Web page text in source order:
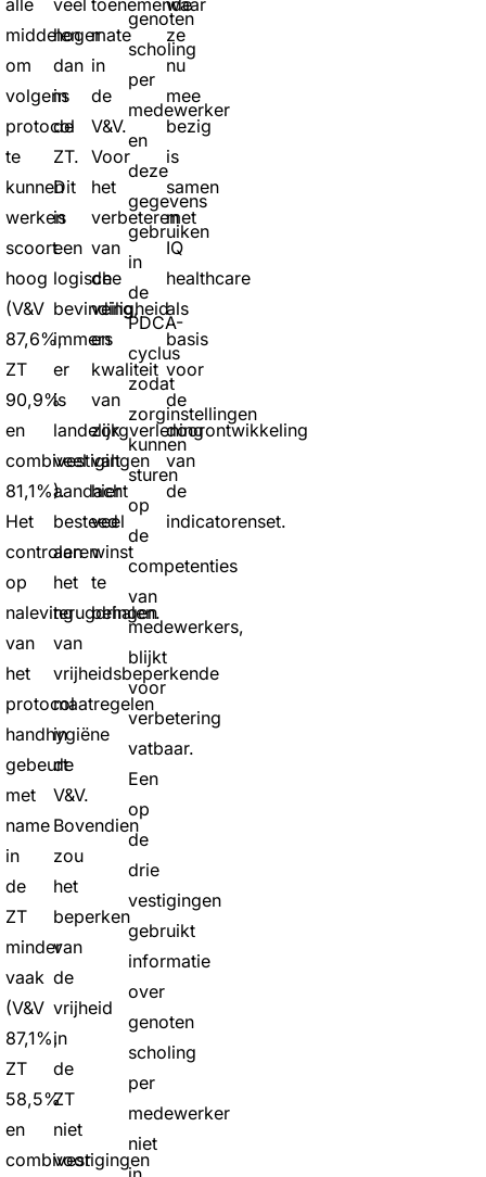
alle
middelen
om
volgens
protocol
te
kunnen
werken
scoort
hoog
(V&V
87,6%,
ZT
90,9%
en
combivestigingen
81,1%).
Het
controleren
op
naleving
van
het
protocol
handhygiëne
gebeurt
met
name
in
de
ZT
minder
vaak
(V&V
87,1%,
ZT
58,5%
en
combivestigingen
veel
hoger
dan
in
de
ZT.
Dit
is
een
logische
bevinding,
immers
er
is
landelijk
veel
aandacht
besteed
aan
het
terugdringen
van
vrijheidsbeperkende
maatregelen
in
de
V&V.
Bovendien
zou
het
beperken
van
de
vrijheid
in
de
ZT
niet
voor
toenemende
mate
in
de
V&V.
Voor
het
verbeteren
van
de
veiligheid
en
kwaliteit
van
zorgverlening
valt
hier
veel
winst
te
behalen.
genoten
scholing
per
medewerker
en
deze
gegevens
gebruiken
in
de
PDCA-
cyclus
zodat
zorginstellingen
kunnen
sturen
op
de
competenties
van
medewerkers,
blijkt
voor
verbetering
vatbaar.
Een
op
de
drie
vestigingen
gebruikt
informatie
over
genoten
scholing
per
medewerker
niet
waar
ze
nu
mee
bezig
is
samen
met
IQ
healthcare
als
basis
voor
de
doorontwikkeling
van
de
indicatorenset.